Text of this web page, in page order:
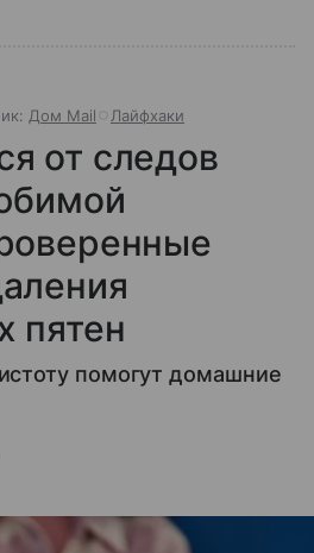
Дом Mail Лайфхаки
от следов
пятен
помогут домашние